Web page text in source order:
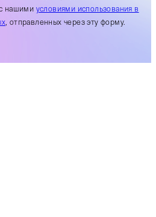
нашими условиями использования в
, отправленных через эту форму.